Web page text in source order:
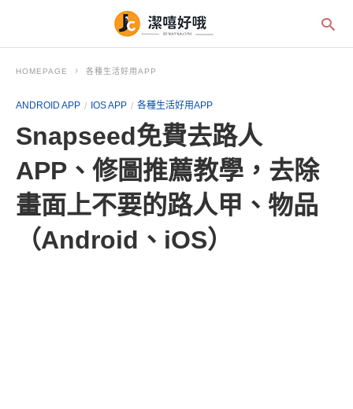
HOMEPAGE 各種生活好用APP
ANDROID APP IOS APP 各種生活好用APP
Snapseed免費去路人
APP、修圖推薦教學，去除
畫面上不要的路人甲、物品
（Android、iOS）